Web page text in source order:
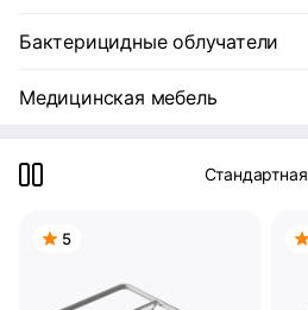
Бактерицидные облучатели
Медицинская мебель
Стандартная
5